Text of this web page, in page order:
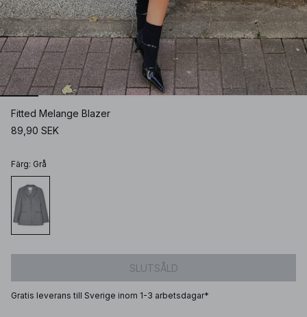
Fitted Melange Blazer
89,90 SEK
Färg: Grå
SLUTSÅLD
Gratis leverans till Sverige inom 1-3 arbetsdagar*